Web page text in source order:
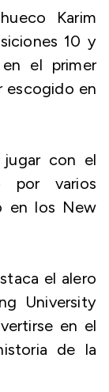
Karim
10 y
el primer
escogido en
con el
por varios
en los New
el alero
University
en el
de la